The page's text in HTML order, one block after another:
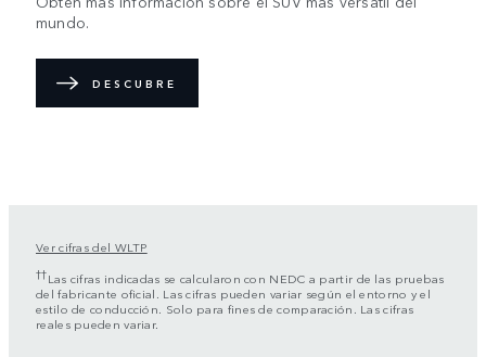
mundo.
DESCUBRE
Ver cifras del WLTP
††Las cifras indicadas se calcularon con NEDC a partir de las pruebas
del fabricante oficial. Las cifras pueden variar según el entorno y el
estilo de conducción. Solo para fines de comparación. Las cifras
reales pueden variar.